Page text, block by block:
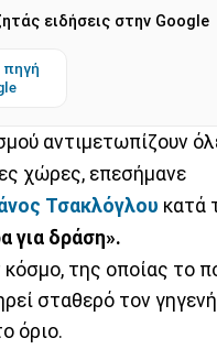
ειδήσεις στην Google
αντιμετωπίζουν
χώρες, επεσήμανε
Τσακλόγλου κατά
για δράση».
της οποίας το
σταθερό τον γηγενή
όριο.